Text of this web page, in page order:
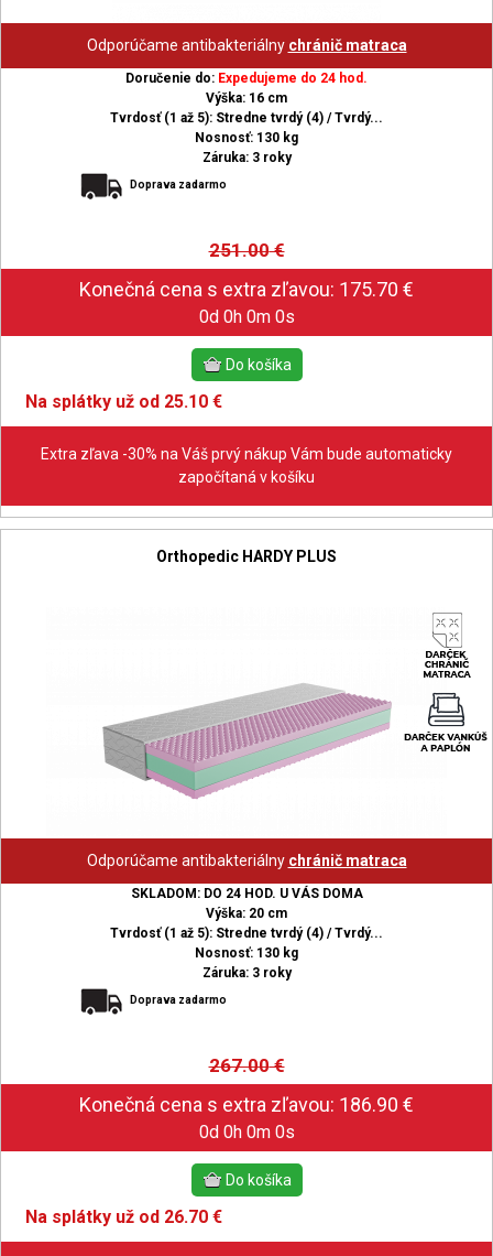
Odporúčame antibakteriálny chránič matraca
Doručenie do: Expedujeme do 24 hod.
Výška: 16 cm
Tvrdosť (1 až 5): Stredne tvrdý (4) / Tvrdý...
Nosnosť: 130 kg
Záruka: 3 roky
Doprava zadarmo
251.00€
0d 0h 0m 0s
Na splátky už od 25.10 €
Extra zľava -30% na Váš prvý nákup Vám bude automaticky
započítaná v košíku
Orthopedic HARDY PLUS
Odporúčame antibakteriálny chránič matraca
SKLADOM: DO 24 HOD. U VÁS DOMA
Výška: 20 cm
Tvrdosť (1 až 5): Stredne tvrdý (4) / Tvrdý...
Nosnosť: 130 kg
Záruka: 3 roky
Doprava zadarmo
267.00€
0d 0h 0m 0s
Na splátky už od 26.70 €